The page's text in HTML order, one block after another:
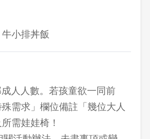
小排丼飯
人人數。若孩童欲一同前
需求」欄位備註「幾位大人
需娃娃椅！